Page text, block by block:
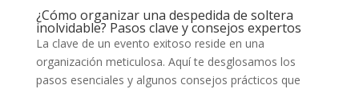
¿Cómo organizar una despedida de soltera
inolvidable? Pasos clave y consejos expertos
La clave de un evento exitoso reside en una
organización meticulosa. Aquí te desglosamos los
pasos esenciales y algunos consejos prácticos que